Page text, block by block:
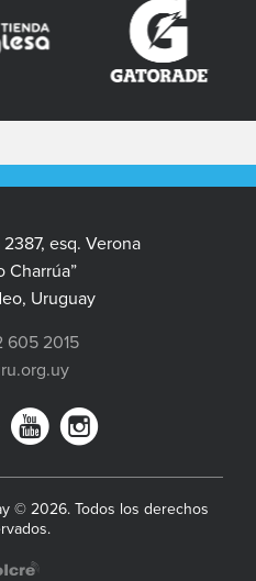
esq. Verona
Charrúa”
Uruguay
605 2015
© 2026. Todos los derechos